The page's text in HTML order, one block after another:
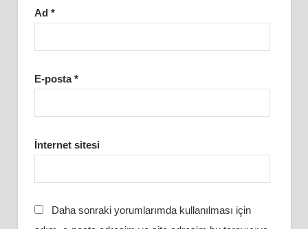
Ad *
E-posta*
İnternet sitesi
Daha sonraki yorumlarımda kullanılması için